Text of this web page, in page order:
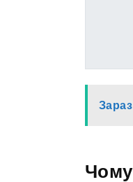
Чому